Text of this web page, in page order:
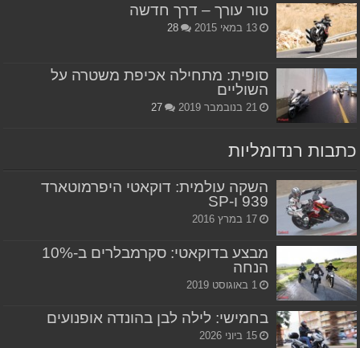
טור עורך – דרך חדשה
13 במאי 2015 28
סופית: מתחילה אכיפת משטרה על
השוליים
21 בנובמבר 2019 27
כתבות רנדומליות
השקה עולמית: דוקאטי היפרמוטארד
939 ו-SP
17 במרץ 2016
מבצע בדוקאטי: סקרמבלרים ב-10%
הנחה
1 באוגוסט 2019
בחמישי: לילה לבן בהונדה אופנועים
15 ביוני 2026